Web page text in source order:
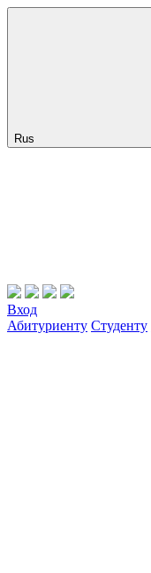
Rus
Вход
Абитуриенту Студенту